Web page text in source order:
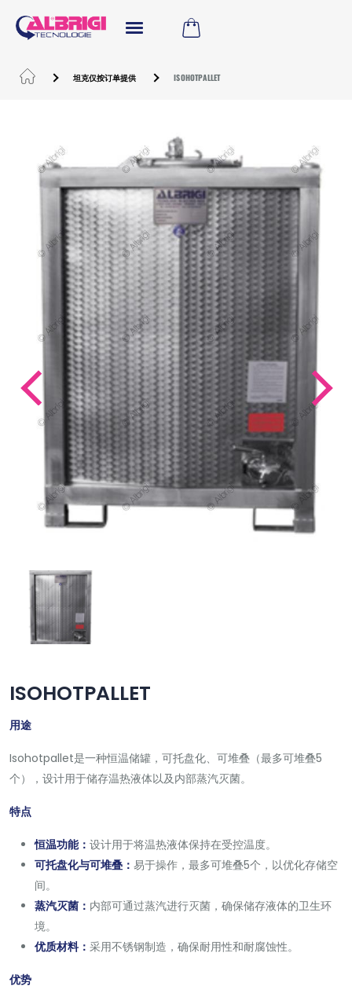
坦克仅按订单提供 ISOHOTPALLET
ISOHOTPALLET
用途
Isohotpallet是一种恒温储罐，可托盘化、可堆叠（最多可堆叠5
个），设计用于储存温热液体以及内部蒸汽灭菌。
特点
恒温功能：设计用于将温热液体保持在受控温度。
可托盘化与可堆叠：易于操作，最多可堆叠5个，以优化存储空
间。
蒸汽灭菌： 内部可通过蒸汽进行灭菌，确保储存液体的卫生环
境。
优质材料：采用不锈钢制造，确保耐用性和耐腐蚀性。
优势